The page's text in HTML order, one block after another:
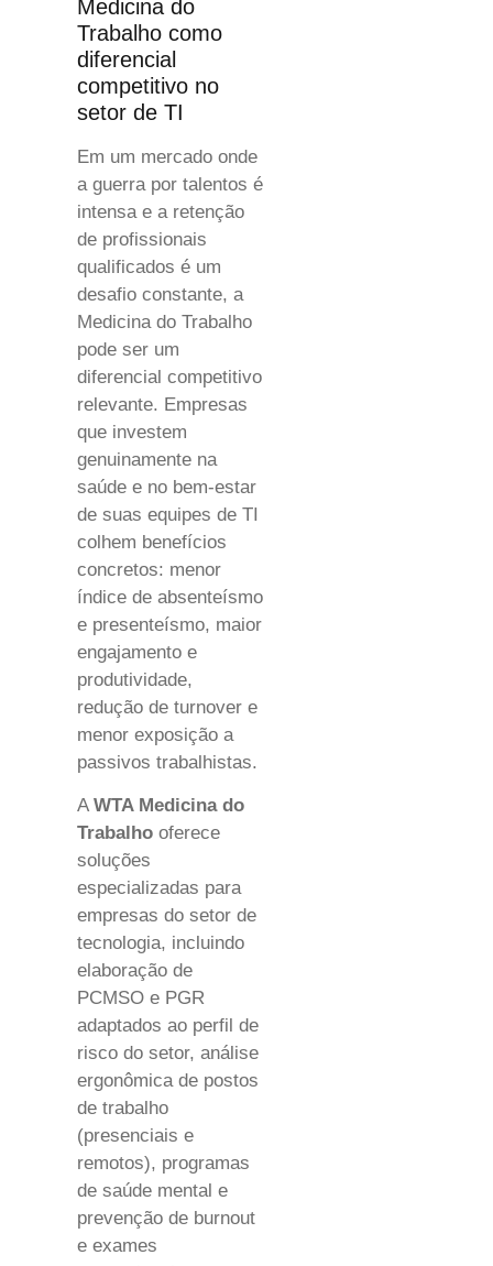
Medicina do
Trabalho como
diferencial
competitivo no
setor de TI
Em um mercado onde
a guerra por talentos é
intensa e a retenção
de profissionais
qualificados é um
desafio constante, a
Medicina do Trabalho
pode ser um
diferencial competitivo
relevante. Empresas
que investem
genuinamente na
saúde e no bem-estar
de suas equipes de TI
colhem benefícios
concretos: menor
índice de absenteísmo
e presenteísmo, maior
engajamento e
produtividade,
redução de turnover e
menor exposição a
passivos trabalhistas.
A WTA Medicina do
Trabalho oferece
soluções
especializadas para
empresas do setor de
tecnologia, incluindo
elaboração de
PCMSO e PGR
adaptados ao perfil de
risco do setor, análise
ergonômica de postos
de trabalho
(presenciais e
remotos), programas
de saúde mental e
prevenção de burnout
e exames